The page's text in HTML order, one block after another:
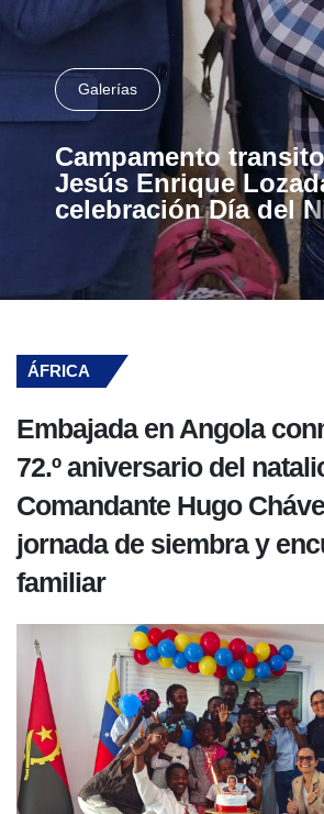
Galerías
Campamento
Jesús Enrique
celebración Día del
ÁFRICA
Embajada en Angola
72.º aniversario del
Comandante Hugo
jornada de siembra y
familiar